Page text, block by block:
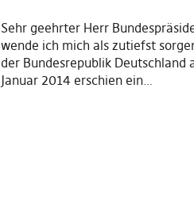
Sehr geehrter Herr
wende ich mich als zutiefst
der Bundesrepublik Deutschland
Januar 2014 erschien ein…